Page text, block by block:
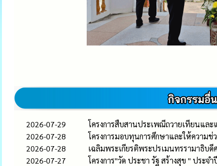
2026-07-29
โครงการสืบสานประเพณีถวายเทียนแล
2026-07-28
โครงการมอบทุนการศึกษาและให้ความ
2026-07-28
เฉลิมพระเกียรติพระปรเมนทรรามาธิบ
2026-07-27
โครงการ"วัด ประชา รัฐ สร้างสุข " ประ